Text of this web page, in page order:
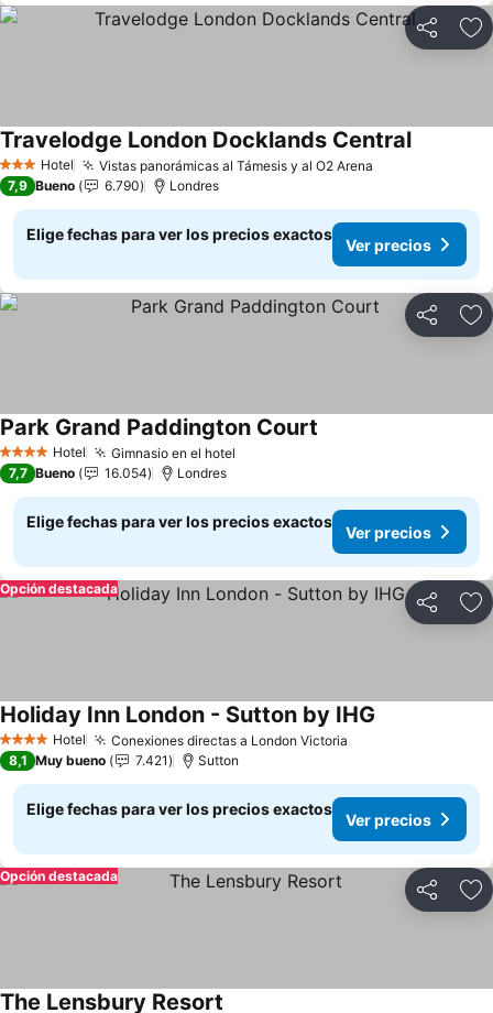
Compartir
3 Estrellas
Hotel Vistas panorámicas al Támesis y al O2 Arena
Travelodge London Docklands Central
7,9 Bueno 6.790 Londres
Elige fechas para ver los precios exactos
Ver precios
Compartir
4 EstrellasHotel Gimnasio en el hotel
Park Grand Paddington Court
7,7 Bueno 16.054 Londres
Elige fechas para ver los precios exactos
Ver precios
Compartir
Opción destacada
4 EstrellasHotel Conexiones directas a London Victoria
Holiday Inn London - Sutton by IHG
8,1 Muy bueno 7.421 Sutton
Elige fechas para ver los precios exactos
Ver precios
Compartir
Opción destacada
The Lensbury Resort